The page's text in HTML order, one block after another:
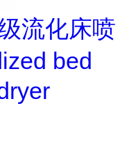
流化床喷
bed